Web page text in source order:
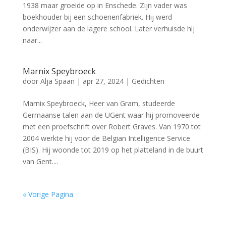
1938 maar groeide op in Enschede. Zijn vader was
boekhouder bij een schoenenfabriek. Hij werd
onderwijzer aan de lagere school. Later verhuisde hij
naar...
Marnix Speybroeck
door Alja Spaan | apr 27, 2024| Gedichten
Marnix Speybroeck, Heer van Gram, studeerde
Germaanse talen aan de UGent waar hij promoveerde
met een proefschrift over Robert Graves. Van 1970 tot
2004 werkte hij voor de Belgian Intelligence Service
(BIS). Hij woonde tot 2019 op het platteland in de buurt
van Gent....
« Vorige Pagina